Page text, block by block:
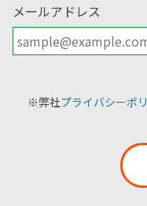
メールアドレス
※弊社プライバシーポ